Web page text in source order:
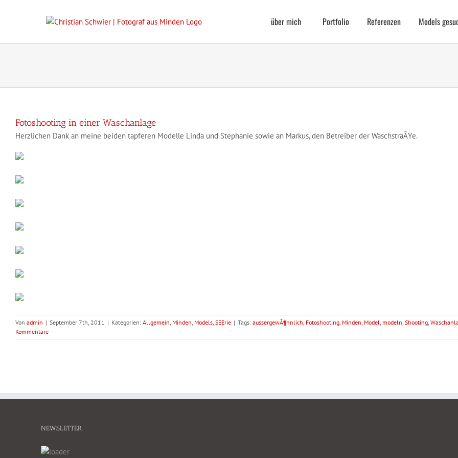
über mich Portfolio Referenzen Models
Fotoshooting in einer Waschanlage
Herzlichen Dank an meine beiden tapferen Modelle Linda und Stephanie sowie an Markus, den Betreiber der WaschstraÃŸe.
Von admin | September 7th, 2011 | Kategorien: Allgemein, Minden, Models, SEErie | Tags: aussergewÃ¶hnlich, Fotoshooting, Minden, Model, modeln, Shooting,
Kommentare
NEWSLETTER